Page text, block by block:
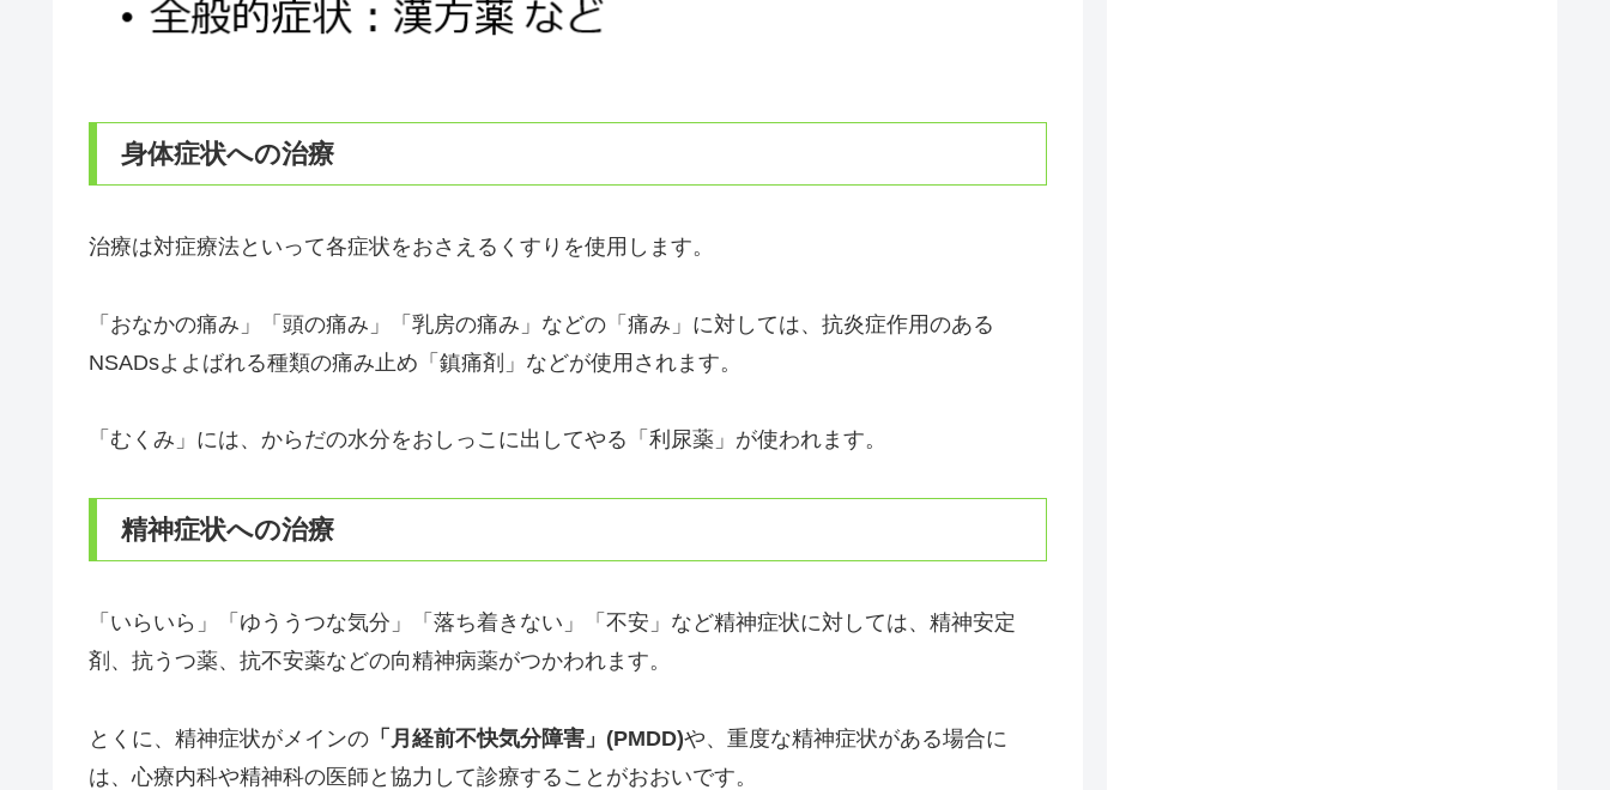
身体症状への治療
治療は対症療法といって各症状をおさえるくすりを使用します。
「おなかの痛み」「頭の痛み」「乳房の痛み」などの「痛み」に対しては、抗炎症作用のある
NSADsよよばれる種類の痛み止め「鎮痛剤」などが使用されます。
「むくみ」には、からだの水分をおしっこに出してやる「利尿薬」が使われます。
精神症状への治療
「いらいら」「ゆううつな気分」「落ち着きない」「不安」など精神症状に対しては、精神安定
剤、抗うつ薬、抗不安薬などの向精神病薬がつかわれます。
とくに、精神症状がメインの 「月経前不快気分障害」(PMDD)や、重度な精神症状がある場合に
は、心療内科や精神科の医師と協力して診療することがおおいです。